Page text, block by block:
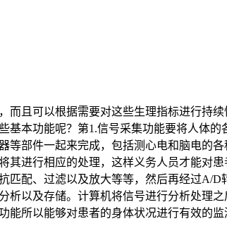
而且可以根据需要对这些生理指标进行持
本功能呢？第1.信号采集功能要将人体
等部件一起来完成，包括测心电和脑电的
其进行相应的处理，这样义务人员才能对
匹配、过滤以及放大等等，然后再经过A/
析以及存储。计算机将信号进行分析处理
能所以能够对患者的身体状况进行有效的